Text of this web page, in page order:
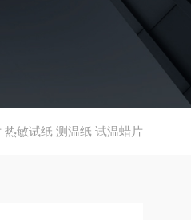
热敏试纸 测温纸 试温蜡片